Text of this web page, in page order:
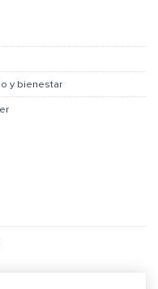
y bienestar